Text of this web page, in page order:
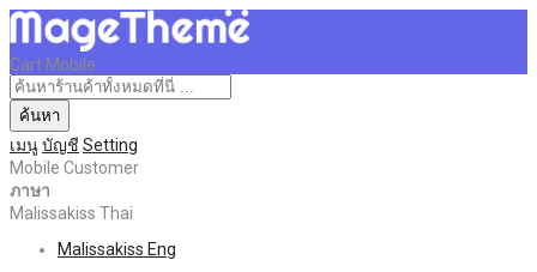
Cart Mobile
ค้นหา
เมนูบัญชี Setting
Mobile Customer
ภาษา
Malissakiss Thai
Malissakiss Eng